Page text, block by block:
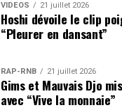
VIDEOS 21 juillet 2026
Hoshi dévoile le clip
“Pleurer en dansant”
RAP-RNB 21 juillet 2026
Gims et Mauvais Djo
avec “Vive la monnaie”